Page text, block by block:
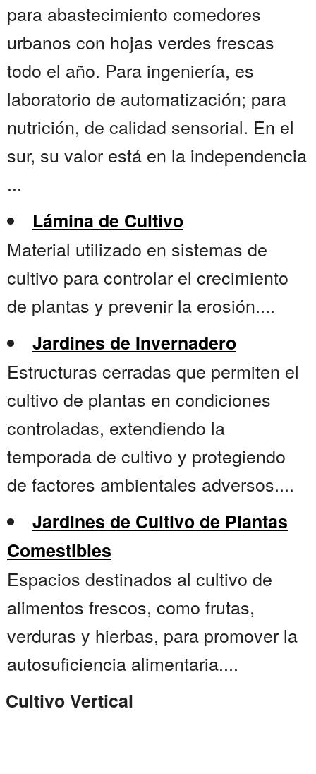
para abastecimiento comedores
urbanos con hojas verdes frescas
todo el año. Para ingeniería, es
laboratorio de automatización; para
nutrición, de calidad sensorial. En el
sur, su valor está en la independencia
...
Lámina de Cultivo
Material utilizado en sistemas de
cultivo para controlar el crecimiento
de plantas y prevenir la erosión....
Jardines de Invernadero
Estructuras cerradas que permiten el
cultivo de plantas en condiciones
controladas, extendiendo la
temporada de cultivo y protegiendo
de factores ambientales adversos....
Jardines de Cultivo de Plantas
Comestibles
Espacios destinados al cultivo de
alimentos frescos, como frutas,
verduras y hierbas, para promover la
autosuficiencia alimentaria....
Cultivo Vertical